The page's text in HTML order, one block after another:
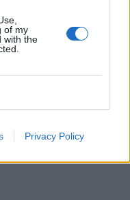
of my
with the
Privacy Policy